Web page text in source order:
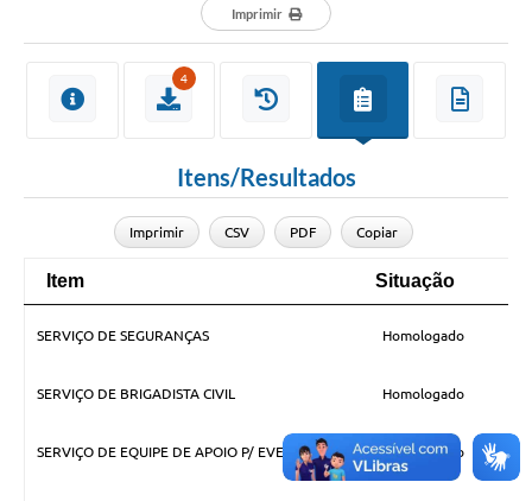
Imprimir
4
Itens/Resultados
Imprimir CSV PDF Copiar
Item Situação
SERVIÇO DE SEGURANÇAS Homologado
SERVIÇO DE BRIGADISTA CIVIL Homologado
SERVIÇO DE EQUIPE DE APOIO P/ EVENTOS Homologado